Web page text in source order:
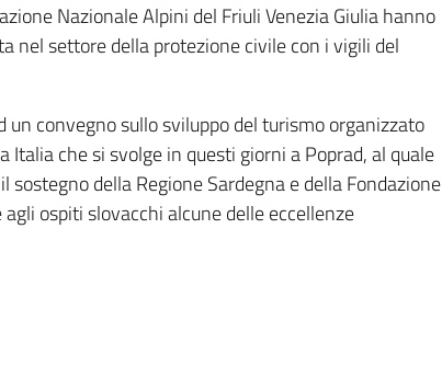
Nazionale Alpini del Friuli Venezia Giulia hanno
nel settore della protezione civile con i vigili del
un convegno sullo sviluppo del turismo organizzato
Italia che si svolge in questi giorni a Poprad, al quale
della Regione Sardegna e della Fondazione
ospiti slovacchi alcune delle eccellenze